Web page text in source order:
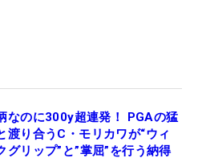
なのに300y超連発！ PGAの猛
渡り合うC・モリカワが“ウィ
グリップ”と”掌屈”を行う納得